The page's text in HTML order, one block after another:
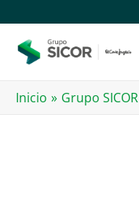
al
contenido
Inicio Grupo SICOR